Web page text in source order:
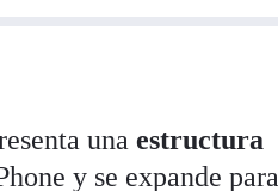
unaestructura
y se expande para